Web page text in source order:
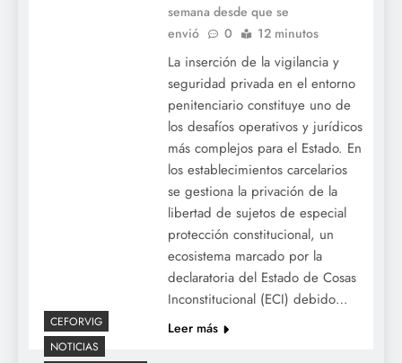
semana desde que se
envió
0 12 minutos
La inserción de la vigilancia y
seguridad privada en el entorno
penitenciario constituye uno de
los desafíos operativos y jurídicos
más complejos para el Estado. En
los establecimientos carcelarios
se gestiona la privación de la
libertad de sujetos de especial
protección constitucional, un
ecosistema marcado por la
declaratoria del Estado de Cosas
Inconstitucional (ECI) debido…
Leer más
CEFORVIG
NOTICIAS